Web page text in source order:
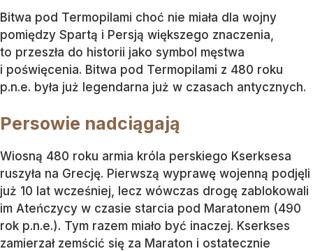
Bitwa pod Termopilami choć nie miała dla wojny
pomiędzy Spartą i Persją większego znaczenia,
to przeszła do historii jako symbol męstwa
i poświęcenia. Bitwa pod Termopilami z 480 roku
p.n.e. była już legendarna już w czasach antycznych.
Persowie nadciągają
Wiosną 480 roku armia króla perskiego Kserksesa
ruszyła na Grecję. Pierwszą wyprawę wojenną podjęli
już 10 lat wcześniej, lecz wówczas drogę zablokowali
im Ateńczycy w czasie starcia pod Maratonem (490
rok p.n.e.). Tym razem miało być inaczej. Kserkses
zamierzał zemścić się za Maraton i ostatecznie